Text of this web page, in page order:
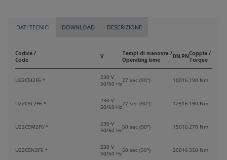
DATI TECNICI DOWNLOAD DESCRIZIONE
Codice /
Code
V
Tempi di manovra /
Operating time
DN PNCoppia /
Torque
U22C5I2F6 *
230 V
50/60 Hz
27 sec (90°) 10016 190 Nm
U22C5L2F6 *
230 V
50/60 Hz
27 sec (90°) 12516 190 Nm
U22C5M2F6 *
230 V
50/60 Hz
50 sec (90°) 15016 270 Nm
U22C5N2F6 *
230 V
50/60 Hz
50 sec (90°) 20016 350 Nm